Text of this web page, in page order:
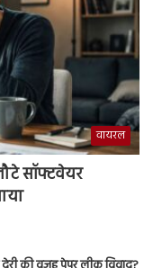
वायरल
सॉफ्टवेयर